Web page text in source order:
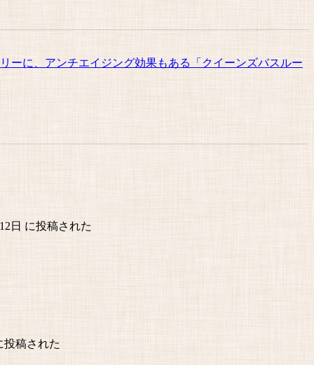
に、アンチエイジング効果もある「クイーンズバスルー
日 に投稿された
投稿された